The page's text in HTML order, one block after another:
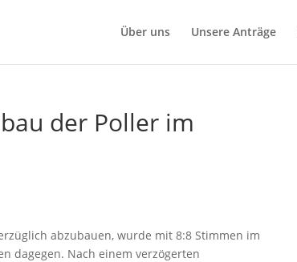
Über uns Unsere Anträge
der Poller im
abzubauen, wurde mit 8:8 Stimmen im
dagegen. Nach einem verzögerten